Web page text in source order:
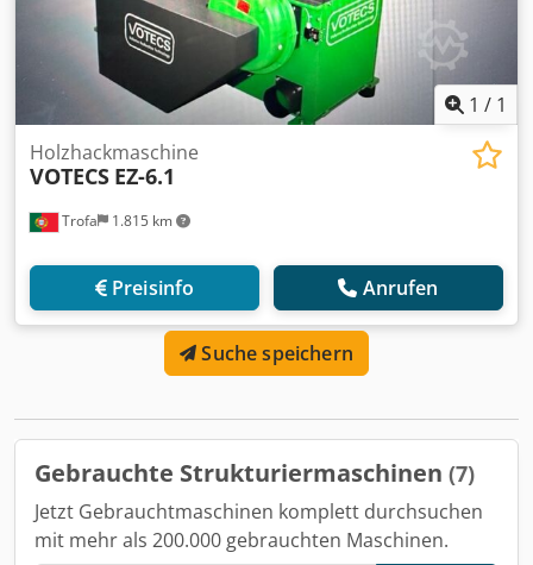
1 / 1
Trofa 1.815 km
Holzhackmaschine
VOTECS EZ-6.1
Preisinfo Anrufen
Suche speichern
Gebrauchte Strukturiermaschinen (7)
Jetzt Gebrauchtmaschinen komplett durchsuchen
mit mehr als 200.000 gebrauchten Maschinen.